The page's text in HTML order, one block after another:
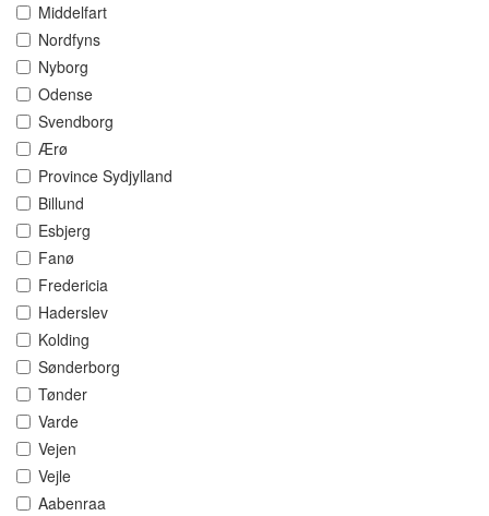
Middelfart
Nordfyns
Nyborg
Odense
Svendborg
Ærø
Province Sydjylland
Billund
Esbjerg
Fanø
Fredericia
Haderslev
Kolding
Sønderborg
Tønder
Varde
Vejen
Vejle
Aabenraa